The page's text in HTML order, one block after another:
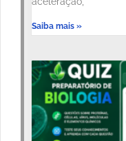
Saiba mais »